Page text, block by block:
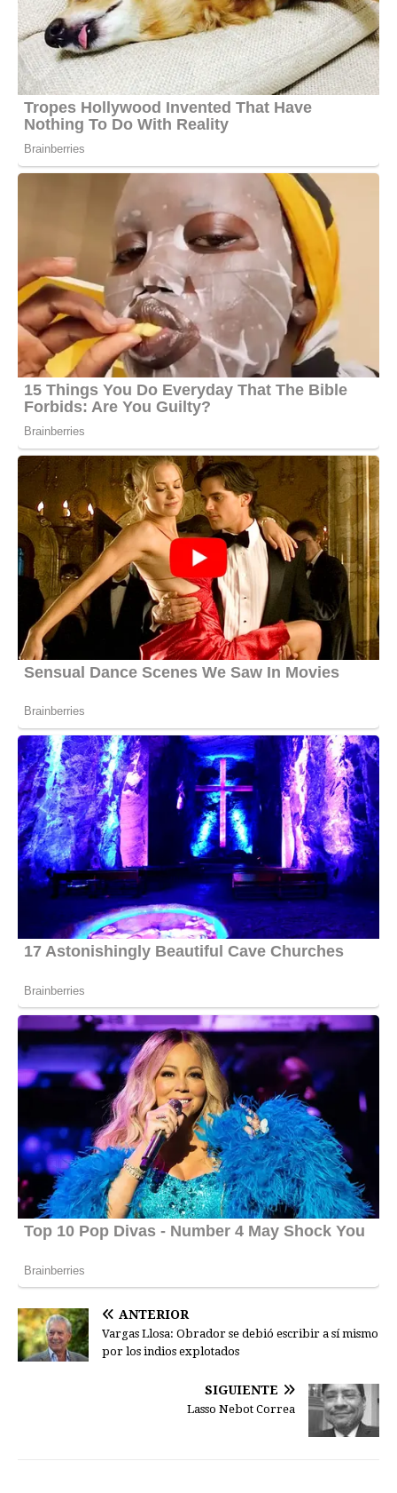
ANTERIOR
Vargas Llosa: Obrador se debió escribir a sí mismo
por los indios explotados
SIGUIENTE
Lasso Nebot Correa